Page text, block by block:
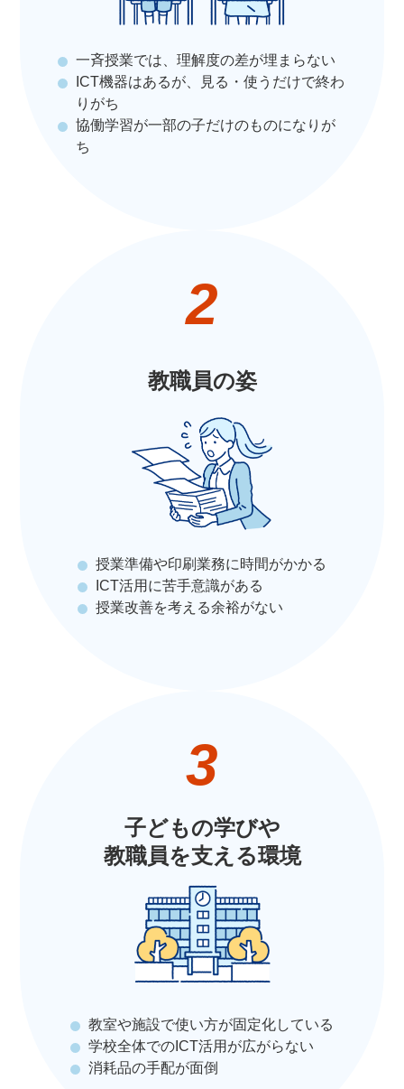
一斉授業では、理解度の差が埋まらない
ICT機器はあるが、見る・使うだけで終わ
りがち
協働学習が一部の子だけのものになりが
ち
2
教職員の姿​​
授業準備や印刷業務に時間がかかる
ICT活用に苦手意識がある
授業改善を考える余裕がない
3
子どもの学びや
教職員を​支える環境​​
教室や施設で使い方が固定化している
学校全体でのICT活用が広がらない
消耗品の手配が面倒